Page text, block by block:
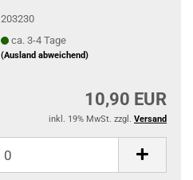
203230
ca. 3-4 Tage
(Ausland abweichend)
10,90 EUR
inkl. 19% MwSt. zzgl. Versand